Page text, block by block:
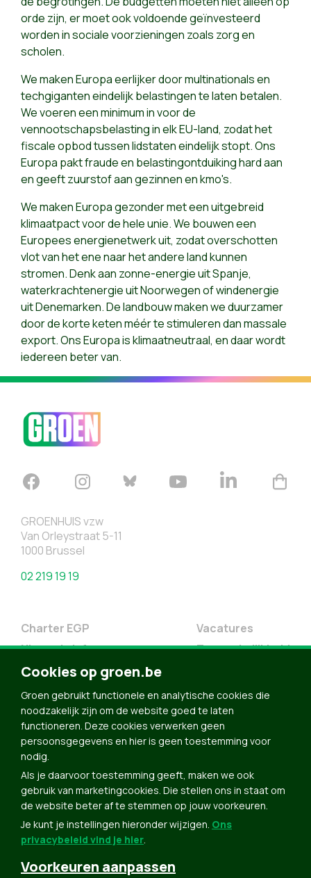
orde zijn, er moet ook voldoende geïnvesteerd
worden in sociale voorzieningen zoals zorg en
scholen.
We maken Europa eerlijker door multinationals en
techgiganten eindelijk belastingen te laten betalen.
We voeren een minimum in voor de
vennootschapsbelasting in elk EU-land, zodat het
fiscale opbod tussen lidstaten eindelijk stopt. Ons
Europa pakt fraude en belastingontduiking hard aan
en geeft zuurstof aan gezinnen en kmo's.
We maken Europa gezonder met een uitgebreid
klimaatpact voor de hele unie. We bouwen een
Europees energienetwerk uit, zodat overschotten
vlot van het ene naar het andere land kunnen
stromen. Denk aan zonne-energie uit Spanje,
waterkrachtenergie uit Noorwegen of windenergie
uit Denemarken. De landbouw maken we duurzamer
door de korte keten méér te stimuleren dan massale
export. Ons Europa is klimaatneutraal, en daar wordt
iedereen beter van.
GROENHUIS vzw
Van Orleystraat 5-11
1000 Brussel
02 219 19 19
Charter EGP
Nieuwsbrief
Doe Mee
Contact
Groen in je buurt
Meldpunt
Vacatures
Toegankelijkheid
Word lid
Agenda
Bekijk kalender
Verleng je lidmaatschap
Programma oktober 2024
Programma juni 2024
Cookies op groen.be
Groen gebruikt functionele en analytische cookies die
noodzakelijk zijn om de website goed te laten
functioneren. Deze cookies verwerken geen
persoonsgegevens en hier is geen toestemming voor
nodig.
Als je daarvoor toestemming geeft, maken we ook
gebruik van marketingcookies. Die stellen ons in staat om
de website beter af te stemmen op jouw voorkeuren.
Je kunt je instellingen hieronder wijzigen. Ons
privacybeleid vind je hier.
Voorkeuren aanpassen